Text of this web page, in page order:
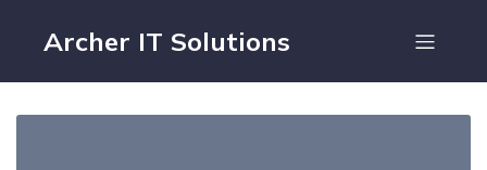
Archer IT Solutions